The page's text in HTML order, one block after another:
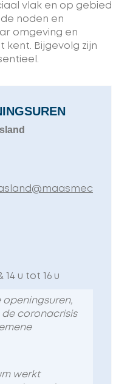
vlak en op gebied
noden en
omgeving en
kent. Bijgevolg zijn
14 u tot 16 u
de coronacrisis
werkt